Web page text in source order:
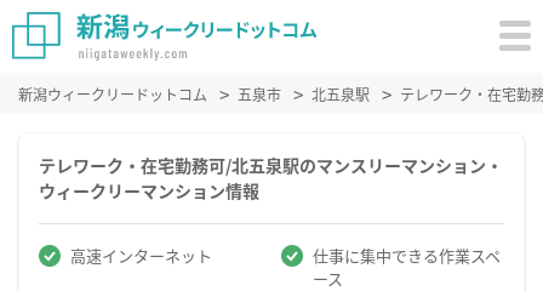
新潟ウィークリードットコム 五泉市 北五泉駅 テレワーク・在宅勤
テレワーク・在宅勤務可/北五泉駅のマンスリーマンション・
ウィークリーマンション情報
高速インターネット
仕事に集中できる作業スペ
ース